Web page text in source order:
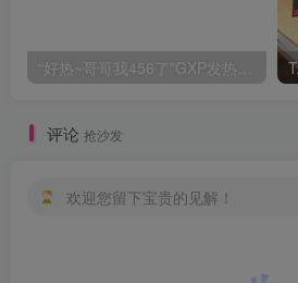
评论 抢沙发
欢迎您留下宝贵的见解！